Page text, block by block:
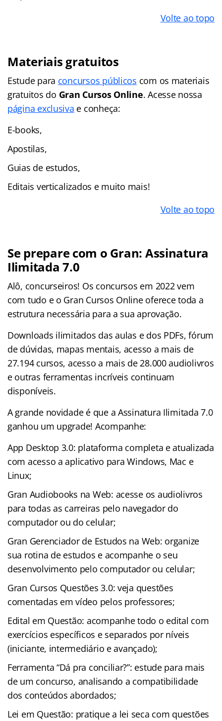
Volte ao topo
Materiais gratuitos
Estude para concursos públicos com os materiais
gratuitos do Gran Cursos Online. Acesse nossa
página exclusiva e conheça:
E-books,
Apostilas,
Guias de estudos,
Editais verticalizados e muito mais!
Volte ao topo
Se prepare com o Gran: Assinatura
Ilimitada 7.0
Alô, concurseiros! Os concursos em 2022 vem
com tudo e o Gran Cursos Online oferece toda a
estrutura necessária para a sua aprovação.
Downloads ilimitados das aulas e dos PDFs, fórum
de dúvidas, mapas mentais, acesso a mais de
27.194 cursos, acesso a mais de 28.000 audiolivros
e outras ferramentas incríveis continuam
disponíveis.
A grande novidade é que a Assinatura Ilimitada 7.0
ganhou um upgrade! Acompanhe:
App Desktop 3.0: plataforma completa e atualizada
com acesso a aplicativo para Windows, Mac e
Linux;
Gran Audiobooks na Web: acesse os audiolivros
para todas as carreiras pelo navegador do
computador ou do celular;
Gran Gerenciador de Estudos na Web: organize
sua rotina de estudos e acompanhe o seu
desenvolvimento pelo computador ou celular;
Gran Cursos Questões 3.0: veja questões
comentadas em vídeo pelos professores;
Edital em Questão: acompanhe todo o edital com
exercícios específicos e separados por níveis
(iniciante, intermediário e avançado);
Ferramenta “Dá pra conciliar?”: estude para mais
de um concurso, analisando a compatibilidade
dos conteúdos abordados;
Lei em Questão: pratique a lei seca com questões